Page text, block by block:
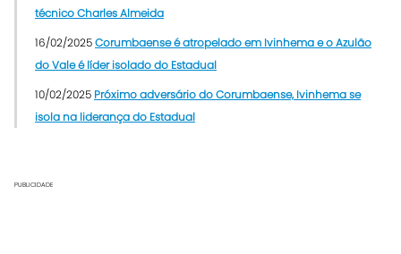
técnico Charles Almeida
16/02/2025Corumbaense é atropelado em Ivinhema e o Azulão
do Vale é líder isolado do Estadual
10/02/2025 Próximo adversário do Corumbaense, Ivinhema se
isola na liderança do Estadual
PUBLICIDADE